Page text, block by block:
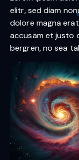
elitr, sed diam
dolore magna
accusam et justo
bergren, no sea